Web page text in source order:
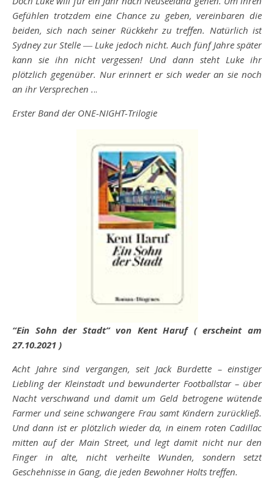
Gefühlen trotzdem eine Chance zu geben, vereinbaren die
beiden, sich nach seiner Rückkehr zu treffen. Natürlich ist
Sydney zur Stelle ― Luke jedoch nicht. Auch fünf Jahre später
kann sie ihn nicht vergessen! Und dann steht Luke ihr
plötzlich gegenüber. Nur erinnert er sich weder an sie noch
an ihr Versprechen ...
Erster Band der ONE-NIGHT-Trilogie
“Ein Sohn der Stadt” von Kent Haruf ( erscheint am
27.10.2021 )
Acht Jahre sind vergangen, seit Jack Burdette – einstiger
Liebling der Kleinstadt und bewunderter Footballstar – über
Nacht verschwand und damit um Geld betrogene wütende
Farmer und seine schwangere Frau samt Kindern zurückließ.
Und dann ist er plötzlich wieder da, in einem roten Cadillac
mitten auf der Main Street, und legt damit nicht nur den
Finger in alte, nicht verheilte Wunden, sondern setzt
Geschehnisse in Gang, die jeden Bewohner Holts treffen.